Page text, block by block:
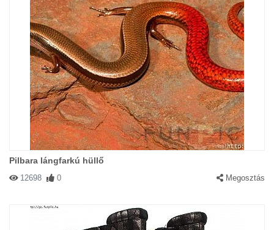
Pilbara lángfarkú hüllő
12698 0 Megosztás